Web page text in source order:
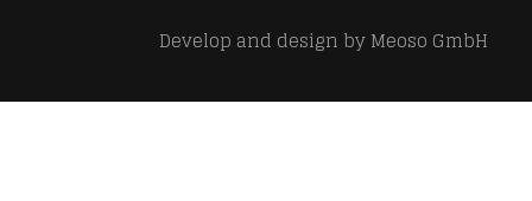
Develop and design byMeoso GmbH